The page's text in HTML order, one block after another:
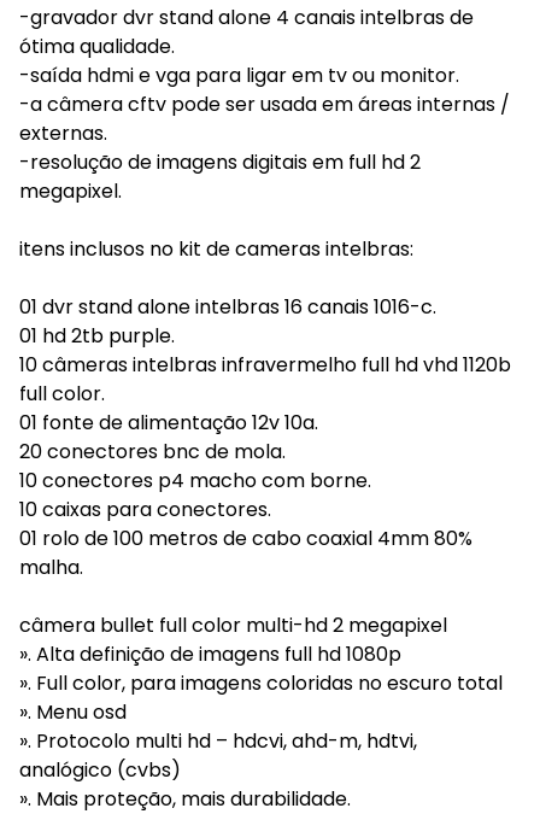
-gravador dvr stand alone 4 canais intelbras de
ótima qualidade.
-saída hdmi e vga para ligar em tv ou monitor.
-a câmera cftv pode ser usada em áreas internas /
externas.
-resolução de imagens digitais em full hd 2
megapixel.
itens inclusos no kit de cameras intelbras:
01 dvr stand alone intelbras 16 canais 1016-c.
01 hd 2tb purple.
10 câmeras intelbras infravermelho full hd vhd 1120b
full color.
01 fonte de alimentação 12v 10a.
20 conectores bnc de mola.
10 conectores p4 macho com borne.
10 caixas para conectores.
01 rolo de 100 metros de cabo coaxial 4mm 80%
malha.
câmera bullet full color multi-hd 2 megapixel
». Alta definição de imagens full hd 1080p
». Full color, para imagens coloridas no escuro total
». Menu osd
». Protocolo multi hd – hdcvi, ahd-m, hdtvi,
analógico (cvbs)
». Mais proteção, mais durabilidade.